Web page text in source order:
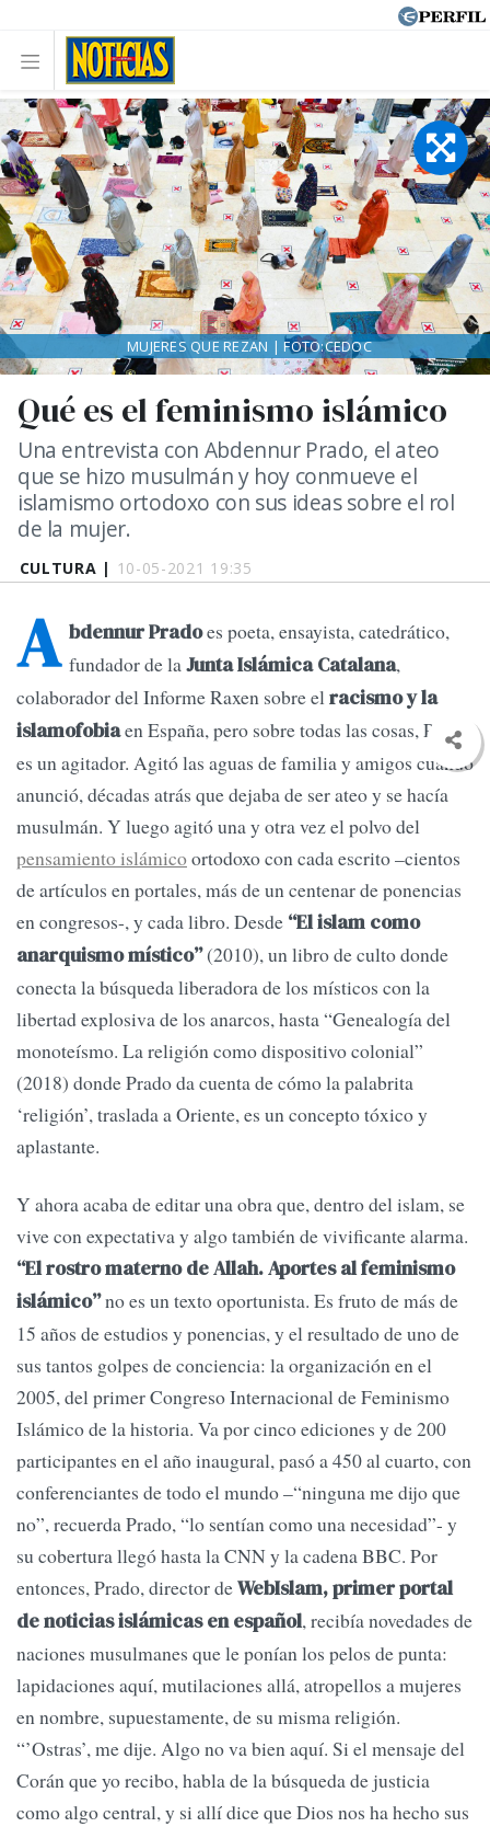
CULTURA | 10-05-2021 19:35
Qué es el feminismo islámico
Una entrevista con Abdennur Prado, el ateo
que se hizo musulmán y hoy conmueve el
islamismo ortodoxo con sus ideas sobre el rol
de la mujer.
MUJERES QUE REZAN | FOTO:CEDOC
A bdennur Pradoes poeta, ensayista, catedrático,
fundador de laJunta Islámica Catalana,
colaborador del Informe Raxen sobre elracismo y la
islamofobiaen España, pero sobre todas las cosas, Prado
es un agitador. Agitó las aguas de familia y amigos cuando
anunció, décadas atrás que dejaba de ser ateo y se hacía
musulmán. Y luego agitó una y otra vez el polvo del
pensamiento islámicoortodoxo con cada escrito –cientos
de artículos en portales, más de un centenar de ponencias
en congresos-, y cada libro. Desde “El islam como
anarquismo místico”(2010), un libro de culto donde
conecta la búsqueda liberadora de los místicos con la
libertad explosiva de los anarcos, hasta “Genealogía del
monoteísmo. La religión como dispositivo colonial”
(2018) donde Prado da cuenta de cómo la palabrita
‘religión’, traslada a Oriente, es un concepto tóxico y
aplastante.
Y ahora acaba de editar una obra que, dentro del islam, se
vive con expectativa y algo también de vivificante alarma.
“El rostro materno de Allah. Aportes al feminismo
islámico”no es un texto oportunista. Es fruto de más de
15 años de estudios y ponencias, y el resultado de uno de
sus tantos golpes de conciencia: la organización en el
2005, del primer Congreso Internacional de Feminismo
Islámico de la historia. Va por cinco ediciones y de 200
participantes en el año inaugural, pasó a 450 al cuarto, con
conferenciantes de todo el mundo –“ninguna me dijo que
no”, recuerda Prado, “lo sentían como una necesidad”- y
su cobertura llegó hasta la CNN y la cadena BBC. Por
entonces, Prado, director deWebIslam, primer portal
de noticias islámicas en español, recibía novedades de
naciones musulmanes que le ponían los pelos de punta:
lapidaciones aquí, mutilaciones allá, atropellos a mujeres
en nombre, supuestamente, de su misma religión.
“’Ostras’, me dije. Algo no va bien aquí. Si el mensaje del
Corán que yo recibo, habla de la búsqueda de justicia
como algo central, y si allí dice que Dios nos ha hecho sus